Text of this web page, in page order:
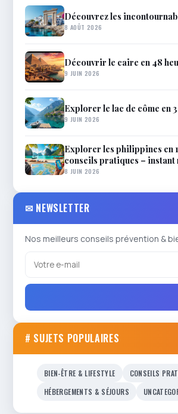
Découvrez les
8 AOÛT 2026
Découvrir le caire en 48
9 JUIN 2026
Explorer le lac de côme en
9 JUIN 2026
Explorer les philippines en
conseils pratiques – instant
8 JUIN 2026
✉ NEWSLETTER
Nos meilleurs conseils prévention &
# SUJETS POPULAIRES
BIEN-ÊTRE & LIFESTYLE CONSEILS
HÉBERGEMENTS & SÉJOURS